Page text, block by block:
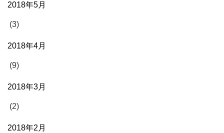
2018年5月
(3)
2018年4月
(9)
2018年3月
(2)
2018年2月